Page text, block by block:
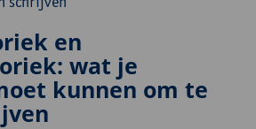
en
wat je
kunnen om te